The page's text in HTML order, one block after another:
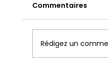
Commentaires
Rédigez un